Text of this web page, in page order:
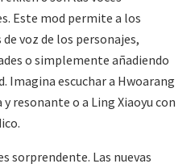
Este mod permite a los
voz de los personajes,
o simplemente añadiendo
Imagina escuchar a Hwoarang
resonante o a Ling Xiaoyu con
sorprendente. Las nuevas